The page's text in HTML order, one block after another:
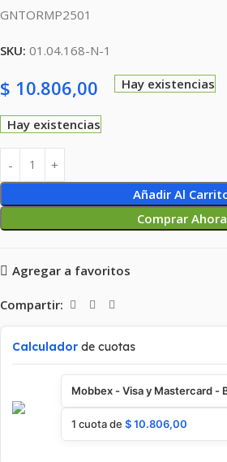
GNTORMP2501
SKU: 01.04.168-N-1
$ 10.806,00 Hay existencias
Hay existencias
Añadir Al
Comprar Ahora
Agregar a favoritos
Compartir:
Calculador de cuotas
Mobbex - Visa y Mastercard -
1 cuota de $10.806,00